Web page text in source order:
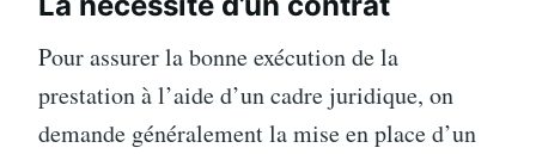
Pour assurer la bonne exécution de la
prestation à l’aide d’un cadre juridique, on
demande généralement la mise en place d’un